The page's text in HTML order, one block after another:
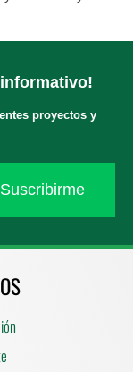
proyectos y